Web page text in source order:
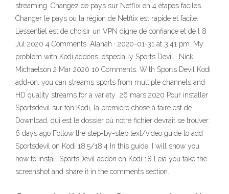
streaming. Changez de pays sur Netflix en 4 étapes faciles.
Changer le pays ou la région de Netflix est rapide et facile.
L’essentiel est de choisir un VPN digne de confiance et de l 8
Jul 2020 4 Comments. Alanah · 2020-01-31 at 3:41 pm. My
problem with Kodi addons, especially Sports Devil, Nick
Michaelson 2 Mar 2020 10 Comments. With Sports Devil Kodi
add-on, you can streams sports from multiple channels and
HD quality streams for a variety 26 mars 2020 Pour installer
Sportsdevil sur ton Kodi, la première chose à faire est de
Download, qui est le dossier où notre fichier devrait se trouver.
6 days ago Follow the step-by-step text/video guide to add
Sportsdevil on Kodi 18.5/18.4 In this guide, I will show you
how to install SportsDevil addon on Kodi 18 Leia you take the
screenshot and share it in the comments section.